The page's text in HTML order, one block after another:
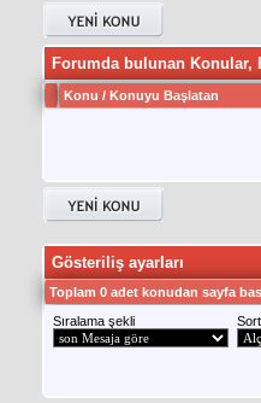
hilesi
Forumda bulunan Konular,
Konu / Konuyu Başlatan
Gösteriliş ayarları
Toplam 0 adet konudan sayfa
Sıralama şekli